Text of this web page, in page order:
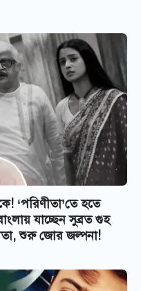
‘পরিণীতা’তে হতে
যাচ্ছেন সুব্রত গুহ
শুরু জোর জল্পনা!